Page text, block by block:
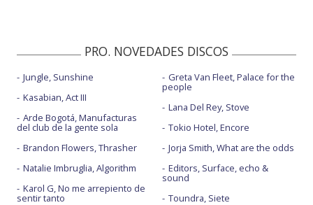
PRO. NOVEDADES DISCOS
Jungle, Sunshine
Kasabian, Act III
Arde Bogotá, Manufacturas
del club de la gente sola
Brandon Flowers, Thrasher
Natalie Imbruglia, Algorithm
Karol G, No me arrepiento de
sentir tanto
Greta Van Fleet, Palace for the
people
Lana Del Rey, Stove
Tokio Hotel, Encore
Jorja Smith, What are the odds
Editors, Surface, echo &
sound
Toundra, Siete